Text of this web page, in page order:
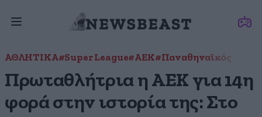
ΑΘΛΗΤΙΚΑ#Super League#ΑΕΚ#Παναθηναϊκός
Πρωταθλήτρια η ΑΕΚ για 14η
φορά στην ιστορία της: Στο